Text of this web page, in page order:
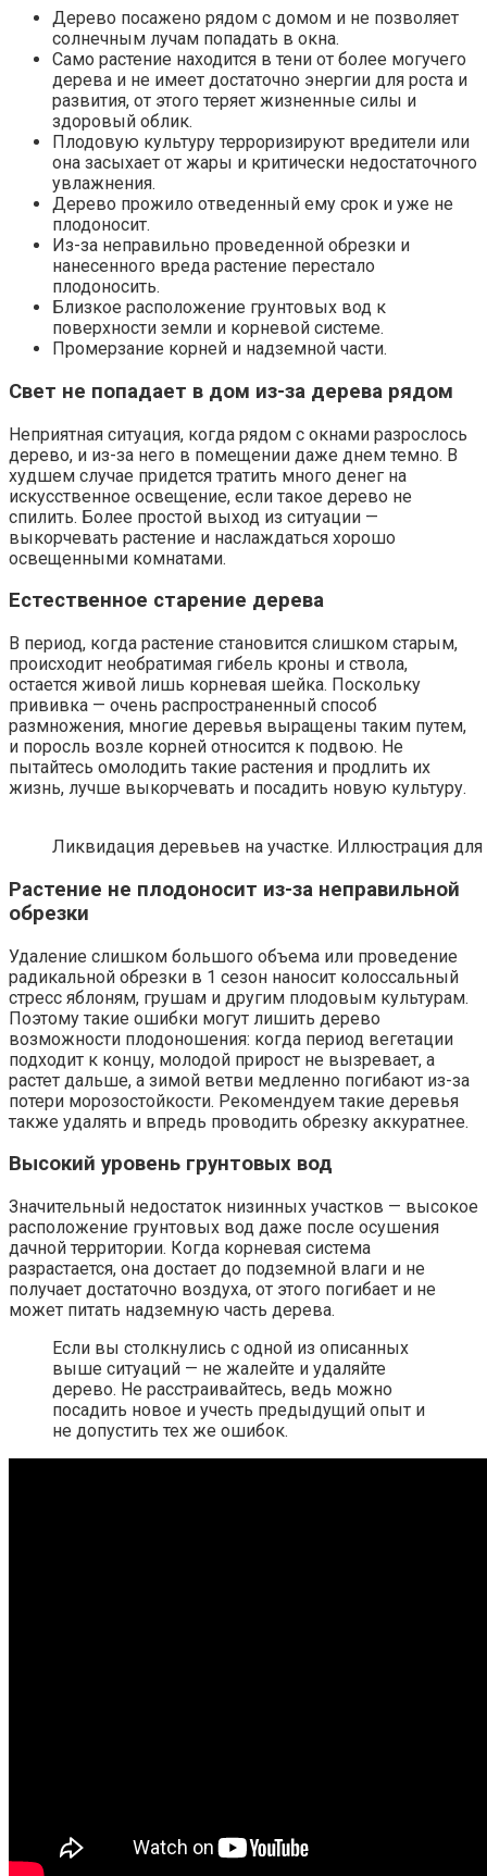
Дерево посажено рядом с домом и не позволяет
солнечным лучам попадать в окна.
Само растение находится в тени от более могучего
дерева и не имеет достаточно энергии для роста и
развития, от этого теряет жизненные силы и
здоровый облик.
Плодовую культуру терроризируют вредители или
она засыхает от жары и критически недостаточного
увлажнения.
Дерево прожило отведенный ему срок и уже не
плодоносит.
Из-за неправильно проведенной обрезки и
нанесенного вреда растение перестало
плодоносить.
Близкое расположение грунтовых вод к
поверхности земли и корневой системе.
Промерзание корней и надземной части.
Свет не попадает в дом из-за дерева рядом
Неприятная ситуация, когда рядом с окнами разрослось
дерево, и из-за него в помещении даже днем темно. В
худшем случае придется тратить много денег на
искусственное освещение, если такое дерево не
спилить. Более простой выход из ситуации —
выкорчевать растение и наслаждаться хорошо
освещенными комнатами.
Естественное старение дерева
В период, когда растение становится слишком старым,
происходит необратимая гибель кроны и ствола,
остается живой лишь корневая шейка. Поскольку
прививка — очень распространенный способ
размножения, многие деревья выращены таким путем,
и поросль возле корней относится к подвою. Не
пытайтесь омолодить такие растения и продлить их
жизнь, лучше выкорчевать и посадить новую культуру.
Ликвидация деревьев на участке. Иллюстрация для
Растение не плодоносит из-за неправильной
обрезки
Удаление слишком большого объема или проведение
радикальной обрезки в 1 сезон наносит колоссальный
стресс яблоням, грушам и другим плодовым культурам.
Поэтому такие ошибки могут лишить дерево
возможности плодоношения: когда период вегетации
подходит к концу, молодой прирост не вызревает, а
растет дальше, а зимой ветви медленно погибают из-за
потери морозостойкости. Рекомендуем такие деревья
также удалять и впредь проводить обрезку аккуратнее.
Высокий уровень грунтовых вод
Значительный недостаток низинных участков — высокое
расположение грунтовых вод даже после осушения
дачной территории. Когда корневая система
разрастается, она достает до подземной влаги и не
получает достаточно воздуха, от этого погибает и не
может питать надземную часть дерева.
Если вы столкнулись с одной из описанных
выше ситуаций — не жалейте и удаляйте
дерево. Не расстраивайтесь, ведь можно
посадить новое и учесть предыдущий опыт и
не допустить тех же ошибок.